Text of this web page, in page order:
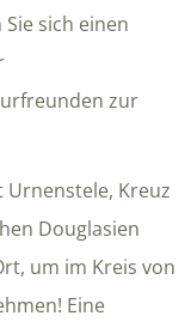
sich einen
zur
Kreuz
Douglasien
um im Kreis von
Eine